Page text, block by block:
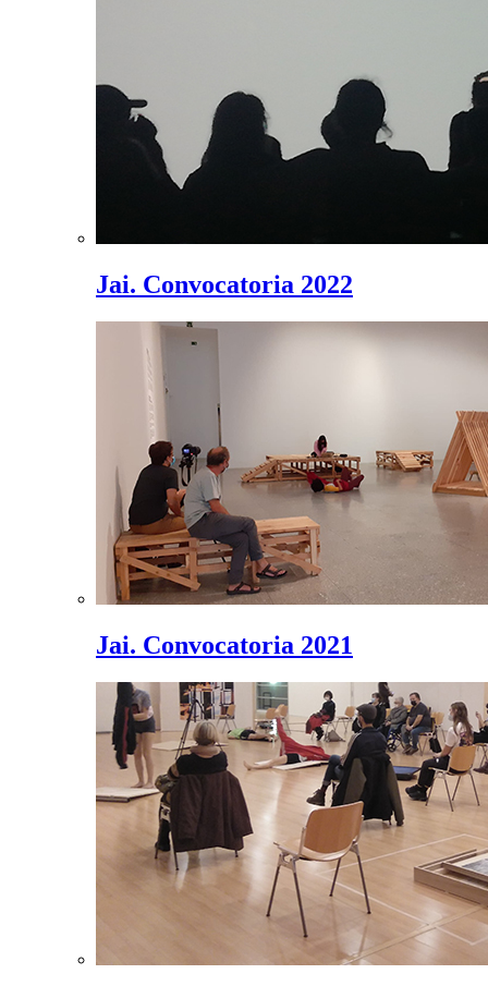
Jai. Convocatoria 2022
Jai. Convocatoria 2021